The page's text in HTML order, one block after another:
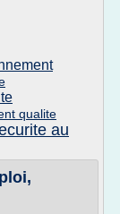
qualite
au